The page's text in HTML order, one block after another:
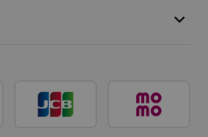
keyboard_arrow_down